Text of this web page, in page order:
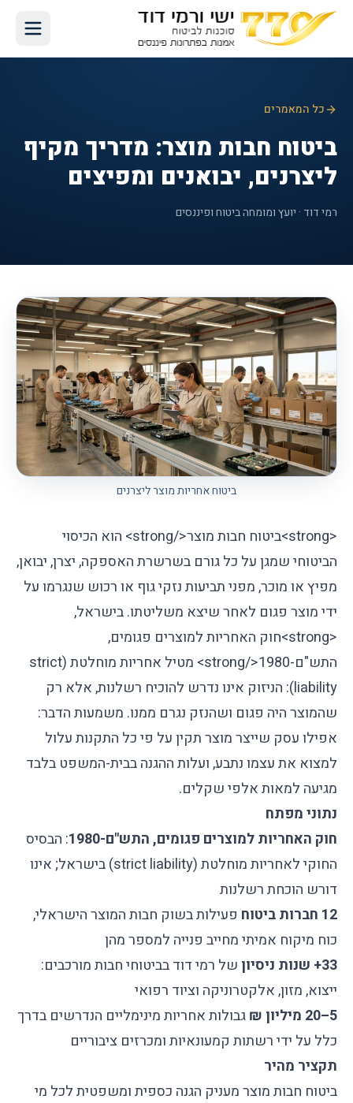
כל המאמרים
ביטוח חבות מוצר: מדריך מקיף
ליצרנים, יבואנים ומפיצים
רמי דוד · יועץ ומומחה ביטוח ופיננסים
ביטוח אחריות מוצר ליצרנים
<strong> ביטוח חבות מוצר</strong>
הוא הכיסוי
הביטוחי שמגן על כל גורם בשרשרת האספקה, יצרן, יבואן,
מפיץ או מוכר, מפני תביעות נזקי גוף או רכוש שנגרמו על
ידי מוצר פגום לאחר שיצא משליטתו. בישראל,
<strong>
חוק האחריות למוצרים פגומים,
התש"ם-1980
</strong>
מטיל אחריות מוחלטת (strict
liability): הניזוק אינו נדרש להוכיח רשלנות, אלא רק
שהמוצר היה פגום ושהנזק נגרם ממנו. משמעות הדבר:
אפילו עסק שייצר מוצר תקין על פי כל התקנות עלול
למצוא את עצמו נתבע, ועלות ההגנה בבית-המשפט בלבד
מגיעה למאות אלפי שקלים.
נתוני מפתח
חוק האחריות למוצרים פגומים, התש"ם-1980
: הבסיס
החוקי לאחריות מוחלטת (strict liability) בישראל; אינו
דורש הוכחת רשלנות
12 חברות ביטוח
פעילות בשוק חבות המוצר הישראלי,
כוח מיקוח אמיתי מחייב פנייה למספר מהן
33+ שנות ניסיון
של רמי דוד בביטוחי חבות מורכבים:
ייצוא, מזון, אלקטרוניקה וציוד רפואי
5–20 מיליון ₪
גבולות אחריות מינימליים הנדרשים בדרך
כלל על ידי רשתות קמעונאיות ומכרזים ציבוריים
תקציר מהיר
ביטוח חבות מוצר מעניק הגנה כספית ומשפטית לכל מי